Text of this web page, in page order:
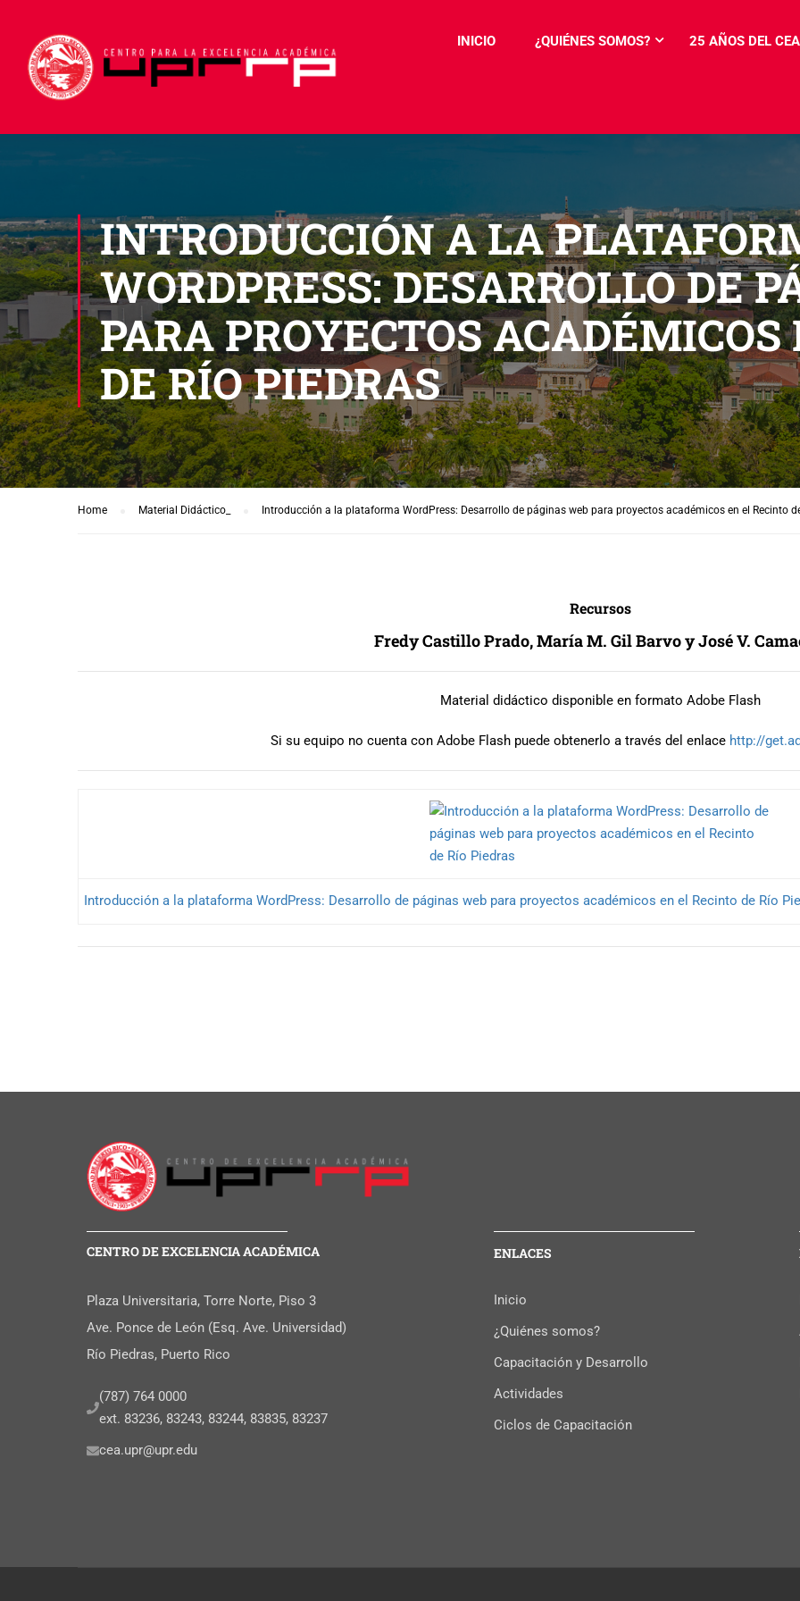
INICIO ¿QUIÉNES SOMOS? 25 AÑOS DEL CEA
INTRODUCCIÓN A LA
WORDPRESS: DESARROLLO DE
PARA PROYECTOS
DE RÍO PIEDRAS
Home Material Didáctico_ Introducción a la plataforma WordPress: Desarrollo de páginas web para proyectos académicos en el Recinto
Recursos
Fredy Castillo Prado, María M. Gil Barvo y José V.
Material didáctico disponible en formato Adobe Flash
Si su equipo no cuenta con Adobe Flash puede obtenerlo a través del enlace http://
Introducción a la plataforma WordPress: Desarrollo de páginas web para proyectos académicos en el Recinto de Río
CENTRO DE EXCELENCIA ACADÉMICA
Plaza Universitaria, Torre Norte, Piso 3
Ave. Ponce de León (Esq. Ave. Universidad)
Río Piedras, Puerto Rico
(787) 764 0000
ext. 83236, 83243, 83244, 83835, 83237
cea.upr@upr.edu
ENLACES
Inicio
¿Quiénes somos?
Capacitación y Desarrollo
Actividades
Ciclos de Capacitación